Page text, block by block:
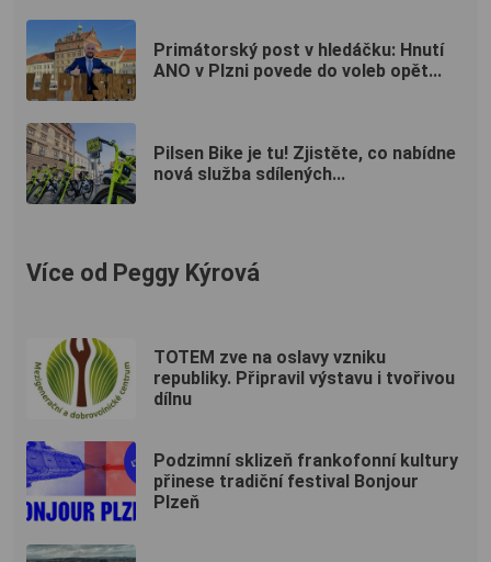
Primátorský post v hledáčku: Hnutí
ANO v Plzni povede do voleb opět...
Pilsen Bike je tu! Zjistěte, co nabídne
nová služba sdílených...
Více od Peggy Kýrová
TOTEM zve na oslavy vzniku
republiky. Připravil výstavu i tvořivou
dílnu
Podzimní sklizeň frankofonní kultury
přinese tradiční festival Bonjour
Plzeň